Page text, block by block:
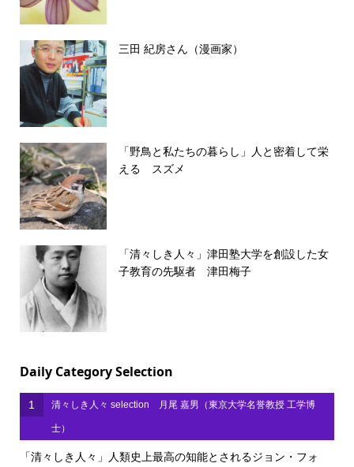
三田 紀房さん（漫画家）
「野鳥と私たちの暮らし」人と密着して栄
える スズメ
「清々しき人々」津田塾大学を創設した女
子教育の先駆者 津田梅子
Daily Category Selection
1 清々しき人々 selection 月尾 嘉男（東京大学名誉教授 工学博
士）
「清々しき人々」人類史上最高の知能とされるジョン・フォ